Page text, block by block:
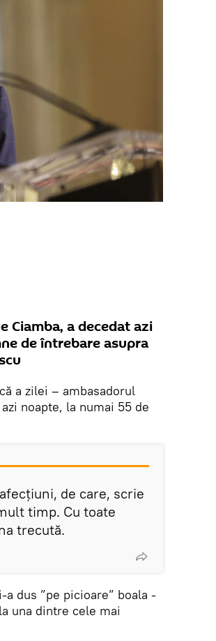
Ciamba, a decedat azi
de întrebare asupra
a zilei – ambasadorul
noapte, la numai 55 de
de care, scrie
timp. Cu toate
trecută.
dus ”pe picioare” boala -
una dintre cele mai